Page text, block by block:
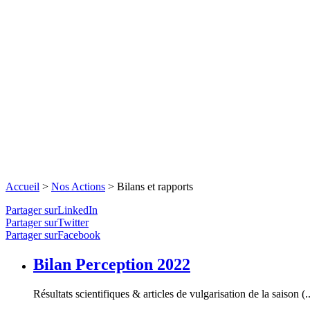
Accueil > Nos Actions > Bilans et rapports
Partager surLinkedIn
Partager surTwitter
Partager surFacebook
Bilan Perception 2022
Résultats scientifiques & articles de vulgarisation de la saison